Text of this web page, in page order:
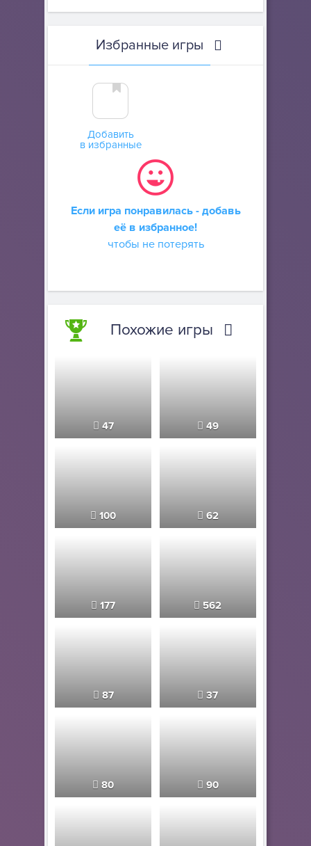
Избранные игры
Добавить
в избранные
Если игра понравилась - добавь
её в избранное!
чтобы не потерять
Похожие игры
47 49
100 62
177 562
87 37
80 90